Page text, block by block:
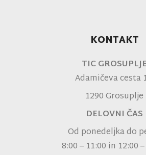
KONTAKT
TIC GROSUPLJE
Adamičeva cesta
1290 Grosuplje
DELOVNI ČAS
Od ponedeljka do
8:00 – 11:00 in 12:00